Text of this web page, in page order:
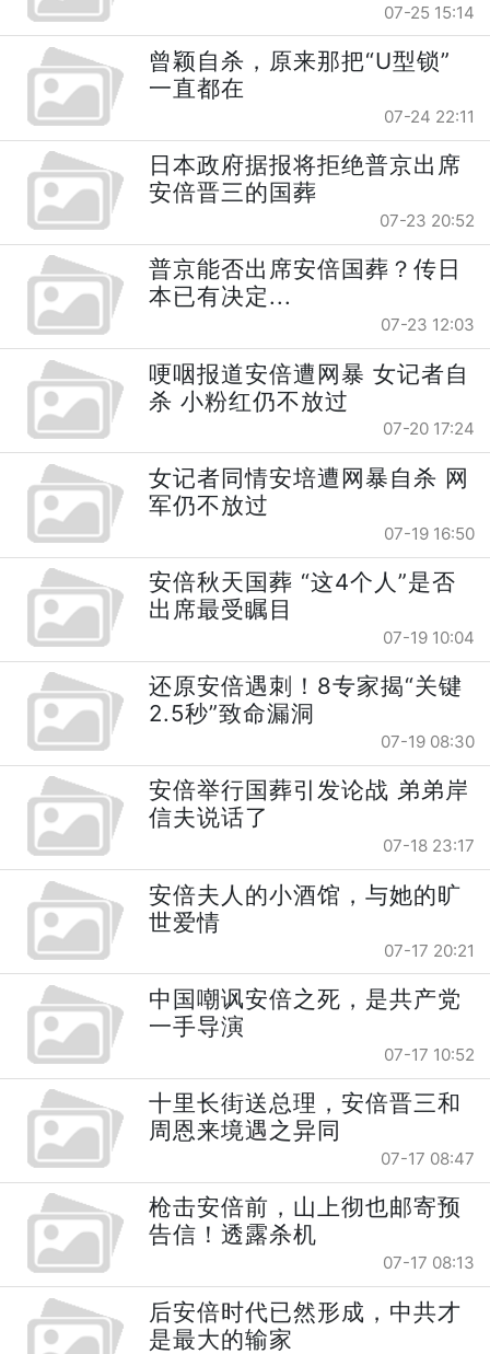
07-25 15:14
曾颖自杀，原来那把“U型锁”
一直都在
07-24 22:11
日本政府据报将拒绝普京出席
安倍晋三的国葬
07-23 20:52
普京能否出席安倍国葬？传日
本已有决定...
07-23 12:03
哽咽报道安倍遭网暴 女记者自
杀 小粉红仍不放过
07-20 17:24
女记者同情安培遭网暴自杀 网
军仍不放过
07-19 16:50
安倍秋天国葬 “这4个人”是否
出席最受瞩目
07-19 10:04
还原安倍遇刺！8专家揭“关键
2.5秒”致命漏洞
07-19 08:30
安倍举行国葬引发论战 弟弟岸
信夫说话了
07-18 23:17
安倍夫人的小酒馆，与她的旷
世爱情
07-17 20:21
中国嘲讽安倍之死，是共产党
一手导演
07-17 10:52
十里长街送总理，安倍晋三和
周恩来境遇之异同
07-17 08:47
枪击安倍前，山上彻也邮寄预
告信！透露杀机
07-17 08:13
后安倍时代已然形成，中共才
是最大的输家